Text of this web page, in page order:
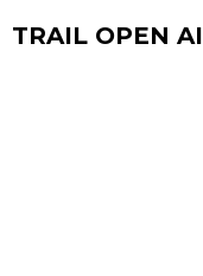
TRAIL OPEN